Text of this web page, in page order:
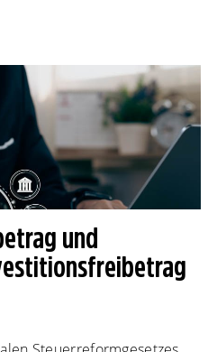
und